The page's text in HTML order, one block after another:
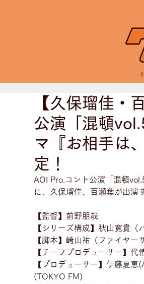
【久保瑠佳・
公演「混頓
マ『お相手は
定！
AOI Pro.コント公演「混頓
に、久保瑠佳、百瀬葉が出演
【監督】前野朋哉
【シリーズ構成】秋山寛貴（
【脚本】﨑山祐（ファイヤー
【チーフプロデューサー】代
【プロデューサー】 伊藤夏恵
(TOKYO FM)